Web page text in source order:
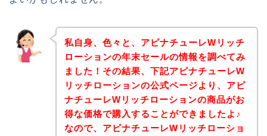
私自身、色々と、アピナチューレWリッチ
ローションの年末セールの情報を調べてみ
ました！その結果、下記アピナチューレW
リッチローションの公式ページより、アピ
ナチューレWリッチローションの商品がお
得な価格で購入することができましたよ♪
なので、アピナチューレWリッチローショ